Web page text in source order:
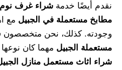
نقدم أيضًا خدمة شراء غرف نوم
مطابخ مستعملة في الجبيل مع
وجودته. كذلك، نحن متخصصون
مستعملة الجبيل مهما كان
شراء اثاث مستعمل منازل